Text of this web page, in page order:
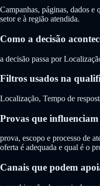
Campanhas, páginas, dados e
setor e à região atendida.
Como a decisão
a decisão passa por
Filtros usados na
Localização, Tempo de
Provas que influenciam
prova, escopo e processo de
oferta é adequada e qual é o
Canais que podem